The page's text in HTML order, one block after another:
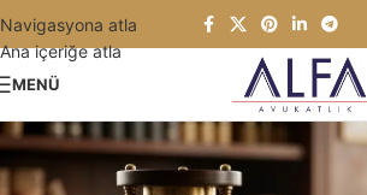
Navigasyona atla
Ana içeriğe atla
MENÜ